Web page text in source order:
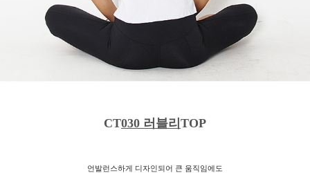
CT030 러블리 TOP
언발런스하게 디자인되어 큰 움직임에도